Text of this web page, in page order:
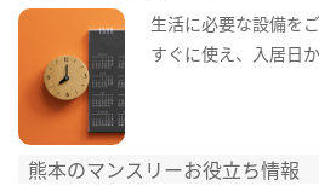
生活に必要な設備を
すぐに使え、入居日
熊本のマンスリーお役立ち情報